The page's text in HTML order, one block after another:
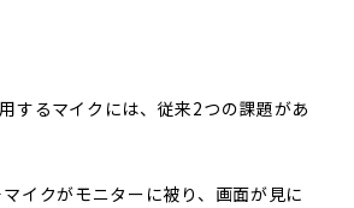
するマイクには、従来2つの課題があ
イクがモニターに被り、画面が見に